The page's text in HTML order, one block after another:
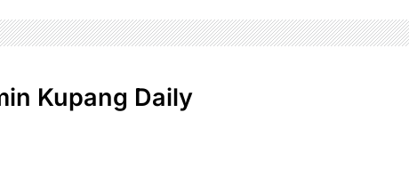
Kupang Daily